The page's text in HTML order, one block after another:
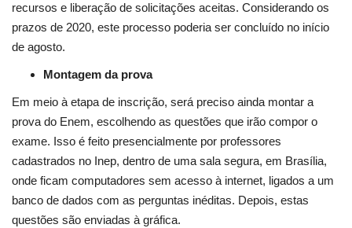
recursos e liberação de solicitações aceitas. Considerando os
prazos de 2020, este processo poderia ser concluído no início
de agosto.
Montagem da prova
Em meio à etapa de inscrição, será preciso ainda montar a
prova do Enem, escolhendo as questões que irão compor o
exame. Isso é feito presencialmente por professores
cadastrados no Inep, dentro de uma sala segura, em Brasília,
onde ficam computadores sem acesso à internet, ligados a um
banco de dados com as perguntas inéditas. Depois, estas
questões são enviadas à gráfica.